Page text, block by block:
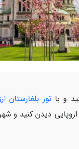
و باتور بلغارستان
دیدن کنید و